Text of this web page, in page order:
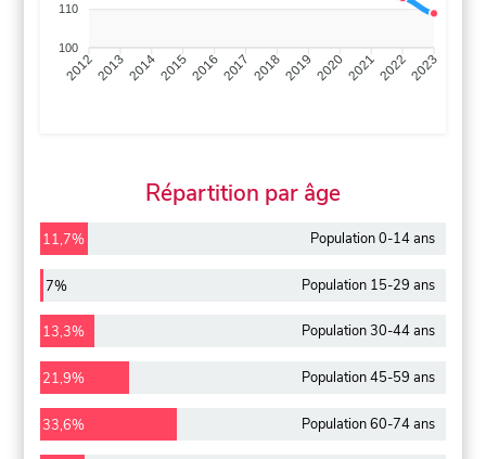
110
100
201220132014201520162017 20182019 2020202120222023
Répartition par âge
11,7% Population 0-14 ans
7% Population 15-29 ans
13,3% Population 30-44 ans
21,9% Population 45-59 ans
33,6% Population 60-74 ans